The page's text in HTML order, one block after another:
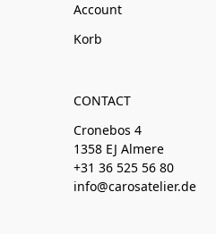
Account
Korb
CONTACT
Cronebos 4
1358 EJ Almere
+31 36 525 56 80
info@carosatelier.de